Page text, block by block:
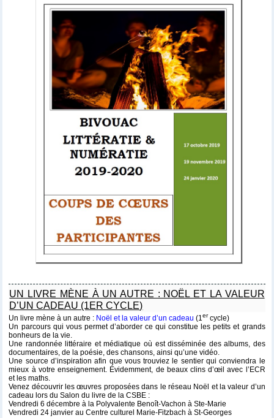
UN LIVRE MÈNE À UN AUTRE : NOËL ET LA VALEUR
D’UN CADEAU (1ER CYCLE)
Un livre mène à un autre : Noël et la valeur d’un cadeau (1er cycle)
Un parcours qui vous permet d’aborder ce qui constitue les petits et grands
bonheurs de la vie.
Une randonnée littéraire et médiatique où est disséminée des albums, des
documentaires, de la poésie, des chansons, ainsi qu’une vidéo.
Une source d’inspiration afin que vous trouviez le sentier qui conviendra le
mieux à votre enseignement. Évidemment, de beaux clins d’œil avec l’ECR
et les maths.
Venez découvrir lesœuvres proposées dans le réseau Noël et la valeur d’un
cadeau lors du Salon du livre de la CSBE :
Vendredi 6 décembre à la Polyvalente Benoît-Vachon à Ste-Marie
Vendredi 24 janvier au Centre culturel Marie-Fitzbach à St-Georges